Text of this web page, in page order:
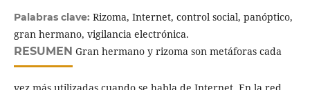
Palabras clave: Rizoma, Internet, control social, panóptico,
gran hermano, vigilancia electrónica.
RESUMEN Gran hermano y rizoma son metáforas cada